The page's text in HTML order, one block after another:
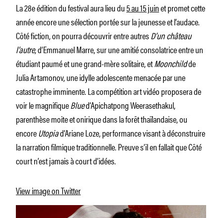
La 28e édition du festival aura lieu du5 au 15 juinet promet cette
année encore une sélection portée sur la jeunesse et l’audace.
Côté fiction, on pourra découvrir entre autresD’un château
l’autre, d’Emmanuel Marre, sur une amitié consolatrice entre un
étudiant paumé et une grand-mère solitaire, etMoonchildde
Julia Artamonov, une idylle adolescente menacée par une
catastrophe imminente. La compétition art vidéo proposera de
voir le magnifiqueBlued’Apichatpong Weerasethakul,
parenthèse moite et onirique dans la forêt thaïlandaise, ou
encoreUtopiad’Ariane Loze, performance visant à déconstruire
la narration filmique traditionnelle. Preuve s’il en fallait que Côté
court n’est jamais à court d’idées.
View image on Twitter